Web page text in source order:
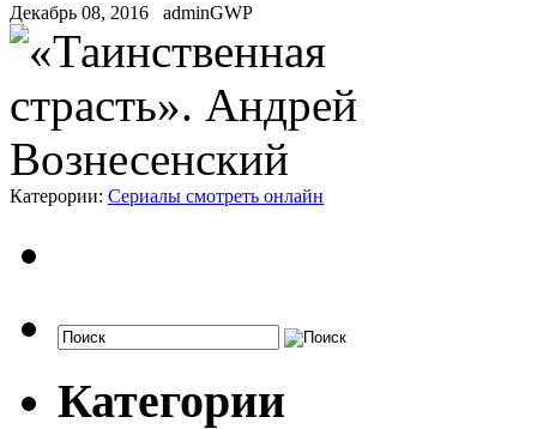
Декабрь 08, 2016 adminGWP
Катерории: Сериалы смотреть онлайн
Категории